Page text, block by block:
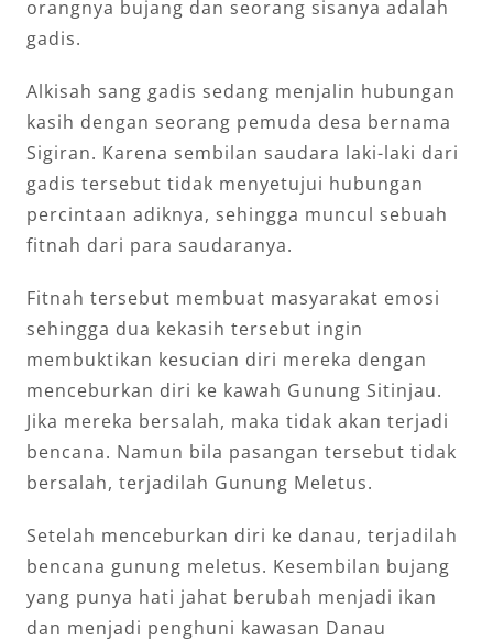
orangnya bujang dan seorang sisanya adalah
gadis.
Alkisah sang gadis sedang menjalin hubungan
kasih dengan seorang pemuda desa bernama
Sigiran. Karena sembilan saudara laki-laki dari
gadis tersebut tidak menyetujui hubungan
percintaan adiknya, sehingga muncul sebuah
fitnah dari para saudaranya.
Fitnah tersebut membuat masyarakat emosi
sehingga dua kekasih tersebut ingin
membuktikan kesucian diri mereka dengan
menceburkan diri ke kawah Gunung Sitinjau.
Jika mereka bersalah, maka tidak akan terjadi
bencana. Namun bila pasangan tersebut tidak
bersalah, terjadilah Gunung Meletus.
Setelah menceburkan diri ke danau, terjadilah
bencana gunung meletus. Kesembilan bujang
yang punya hati jahat berubah menjadi ikan
dan menjadi penghuni kawasan Danau